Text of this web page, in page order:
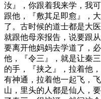
汝』，你跟着我来学，我
跟他，『敷其足即愈』，
了。古时候的道士都是大
就跟他母亲报告，说要跟
要离开他妈妈去学道了，
他，『令三』，就是让秦
的手，『挟之』，拉着他
有神通，拉着他一起飞，
山，里头的人都是仙人，